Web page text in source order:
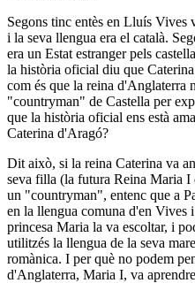
Segons tinc entès en Lluís Vives
i la seva llengua era el català.
era un Estat estranger pels
la història oficial diu que
com és que la reina d'Anglaterra
"countryman" de Castella per
que la història oficial ens està
Caterina d'Aragó?
Dit això, si la reina Caterina va
seva filla (la futura Reina Maria I
un "countryman", entenc que a
en la llengua comuna d'en Vives
princesa Maria la va escoltar, i
utilitzés la llengua de la seva
romànica. I per què no podem
d'Anglaterra, Maria I, va